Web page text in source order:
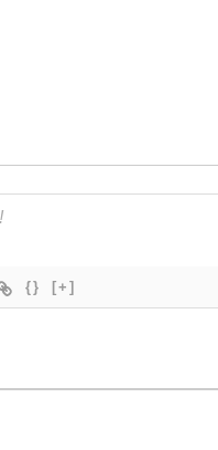
{} [+]